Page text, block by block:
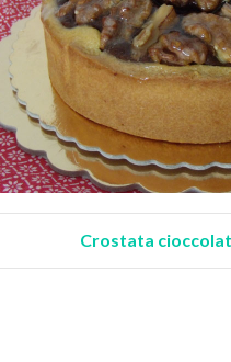
Crostata